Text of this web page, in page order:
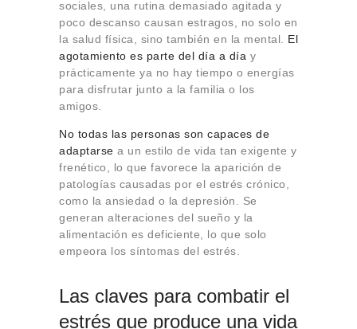
sociales, una rutina demasiado agitada y
poco descanso causan estragos, no solo en
la salud física, sino también en la mental. El
agotamiento es parte del día a día y
prácticamente ya no hay tiempo o energías
para disfrutar junto a la familia o los
amigos.
No todas las personas son capaces de
adaptarse a un estilo de vida tan exigente y
frenético, lo que favorece la aparición de
patologías causadas por el estrés crónico,
como la ansiedad o la depresión. Se
generan alteraciones del sueño y la
alimentación es deficiente, lo que solo
empeora los síntomas del estrés.
Las claves para combatir el
estrés que produce una vida